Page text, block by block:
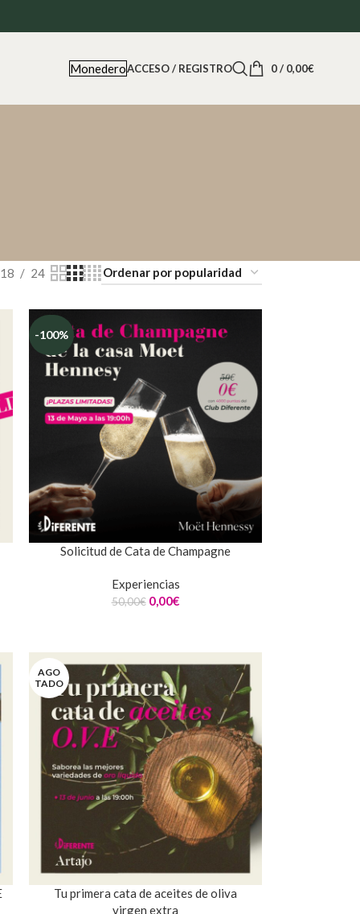
MonederoACCESO / REGISTRO 0/ 0,00€
18 24
-100%
Solicitud de Cata de Champagne
Experiencias
50,00€ 0,00€
AGO
TADO
Tu primera cata de aceites de oliva
virgen extra